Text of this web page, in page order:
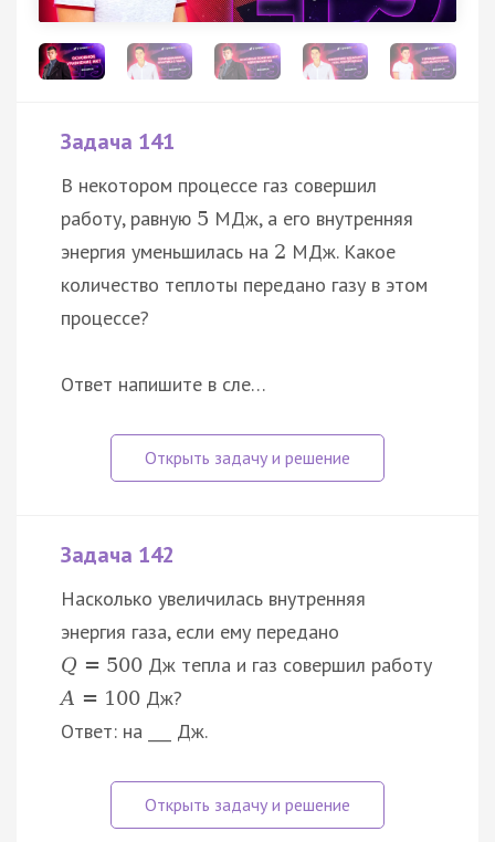
Задача 141
В некотором процессе газ совершил
работу, равную 5 МДж, а его внутренняя
энергия уменьшилась на 2 МДж. Какое
количество теплоты передано газу в этом
процессе?
Ответ напишите в сле…
Задача 142
Насколько увеличилась внутренняя
энергия газа, если ему передано
Q = 500 Дж тепла и газ совершил работу
A = 100 Дж?
Ответ: на ___ Дж.